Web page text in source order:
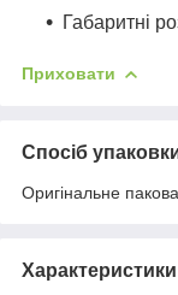
Габаритні
Приховати
Спосіб
Оригінальне
Характеристики